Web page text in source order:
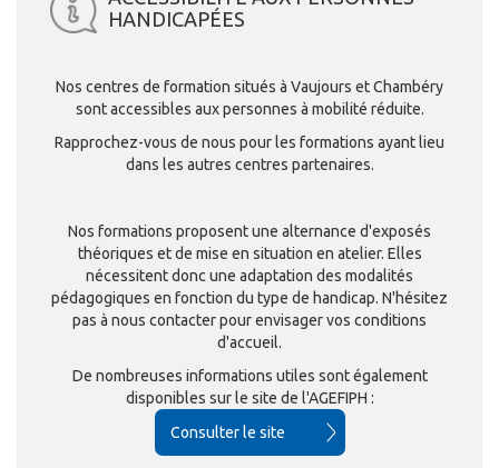
HANDICAPÉES
Nos centres de formation situés à Vaujours et Chambéry
sont accessibles aux personnes à mobilité réduite.
Rapprochez-vous de nous pour les formations ayant lieu
dans les autres centres partenaires.
Nos formations proposent une alternance d'exposés
théoriques et de mise en situation en atelier. Elles
nécessitent donc une adaptation des modalités
pédagogiques en fonction du type de handicap. N'hésitez
pas à nous contacter pour envisager vos conditions
d'accueil.
De nombreuses informations utiles sont également
disponibles sur le site de l'AGEFIPH :
Consulter le site